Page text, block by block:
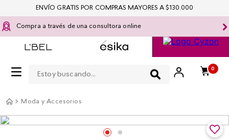
Compra a través de una consultora online
0
ENVÍO GRATIS POR COMPRAS MAYORES A $130.000
Moda y Accesorios